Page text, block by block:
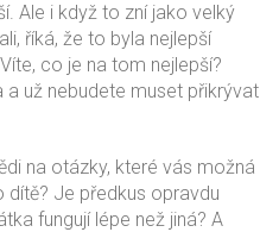
Ale i když to zní jako velký
říká, že to byla nejlepší
co je na tom nejlepší?
už nebudete muset přikrývat
na otázky, které vás možná
Je předkus opravdu
fungují lépe než jiná? A